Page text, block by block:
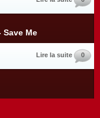
Save Me
Lire la suite 0